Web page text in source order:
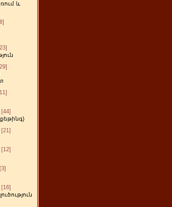
և
[44]
[21]
[12]
[3]
[16]